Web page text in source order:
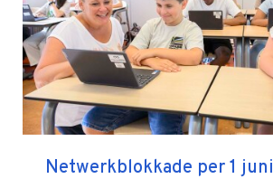
Netwerkblokkade per 1 juni